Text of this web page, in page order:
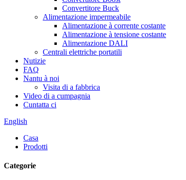
Convertitore Buck
Alimentazione impermeabile
Alimentazione à corrente costante
Alimentazione à tensione costante
Alimentazione DALI
Centrali elettriche portatili
Nutizie
FAQ
Nantu à noi
Visita di a fabbrica
Video di a cumpagnia
Cuntatta ci
English
Casa
Prodotti
Categorie